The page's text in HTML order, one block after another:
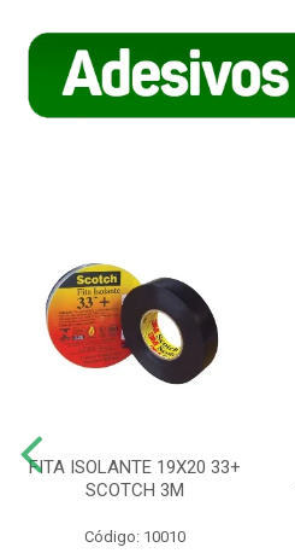
FITA ISOLANTE 19X20 33+
SCOTCH 3M
Código: 10010